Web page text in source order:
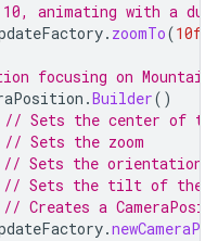
animating with a
. zoomTo(10f
focusing on
.Builder()
// Sets the center of the
// Sets the zoom
// Sets the orientation
// Sets the tilt of the
// Creates a
.